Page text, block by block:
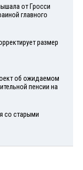
от Гросси
главного
размер
об ожидаемом
пенсии на
со старыми